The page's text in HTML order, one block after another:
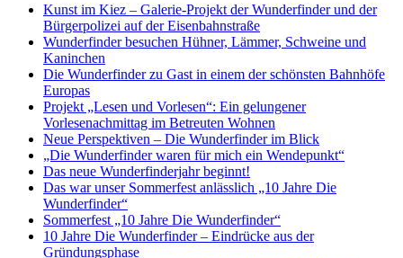
Kunst im Kiez – Galerie-Projekt der Wunderfinder und der
Bürgerpolizei auf der Eisenbahnstraße
Wunderfinder besuchen Hühner, Lämmer, Schweine und
Kaninchen
Die Wunderfinder zu Gast in einem der schönsten Bahnhöfe
Europas
Projekt „Lesen und Vorlesen“: Ein gelungener
Vorlesenachmittag im Betreuten Wohnen
Neue Perspektiven – Die Wunderfinder im Blick
„Die Wunderfinder waren für mich ein Wendepunkt“
Das neue Wunderfinderjahr beginnt!
Das war unser Sommerfest anlässlich „10 Jahre Die
Wunderfinder“
Sommerfest „10 Jahre Die Wunderfinder“
10 Jahre Die Wunderfinder – Eindrücke aus der
Gründungsphase